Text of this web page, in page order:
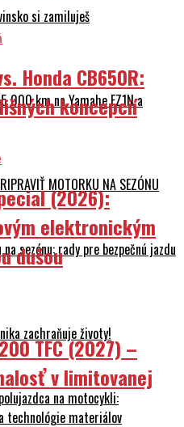
si zamiluješ
000 km na Yamahe FZ1N a
MOTORKU NA SEZÓNU
sezónu: rady pre bezpečnú jazdu
zachraňuje životy!
na motocykli:
technológie materiálov
Honda CB650R:
koncepcií
(2026):
elektronickým
dušou
TFC (2027) –
v limitovanej